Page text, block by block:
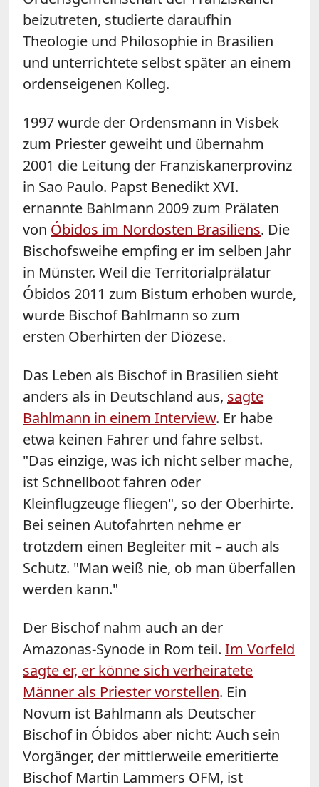
beizutreten, studierte daraufhin
Theologie und Philosophie in Brasilien
und unterrichtete selbst später an einem
ordenseigenen Kolleg.
1997 wurde der Ordensmann in Visbek
zum Priester geweiht und übernahm
2001 die Leitung der Franziskanerprovinz
in Sao Paulo. Papst Benedikt XVI.
ernannte Bahlmann 2009 zum Prälaten
von Óbidos im Nordosten Brasiliens. Die
Bischofsweihe empfing er im selben Jahr
in Münster. Weil die Territorialprälatur
Óbidos 2011 zum Bistum erhoben wurde,
wurde Bischof Bahlmann so zum
ersten Oberhirten der Diözese.
Das Leben als Bischof in Brasilien sieht
anders als in Deutschland aus, sagte
Bahlmann in einem Interview. Er habe
etwa keinen Fahrer und fahre selbst.
"Das einzige, was ich nicht selber mache,
ist Schnellboot fahren oder
Kleinflugzeuge fliegen", so der Oberhirte.
Bei seinen Autofahrten nehme er
trotzdem einen Begleiter mit – auch als
Schutz. "Man weiß nie, ob man überfallen
werden kann."
Der Bischof nahm auch an der
Amazonas-Synode in Rom teil. Im Vorfeld
sagte er, er könne sich verheiratete
Männer als Priester vorstellen. Ein
Novum ist Bahlmann als Deutscher
Bischof in Óbidos aber nicht: Auch sein
Vorgänger, der mittlerweile emeritierte
Bischof Martin Lammers OFM, ist